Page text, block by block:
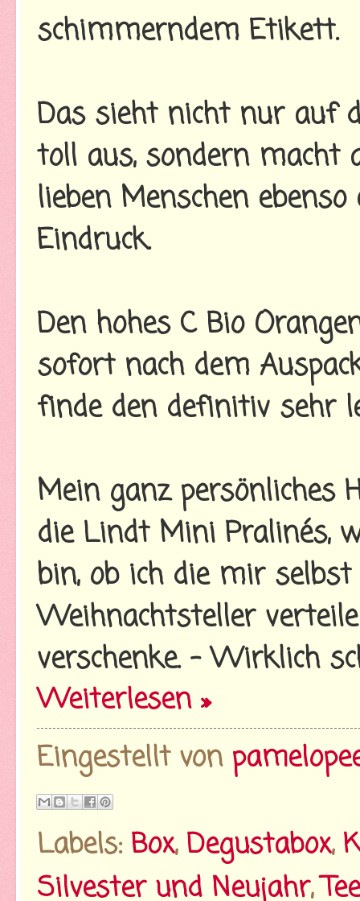
schimmerndem Etikett.
Das sieht nicht nur auf
toll aus, sondern macht
lieben Menschen
Eindruck.
Den hohes C Bio
sofort nach dem
finde den definitiv sehr
Mein ganz persönliches
die Lindt Mini Pralinés,
bin, ob ich die mir
Weihnachtsteller
verschenke. - Wirklich
Weiterlesen »
Eingestellt von
Labels: Box, Degustabox,
Silvester und Neujahr,Tee